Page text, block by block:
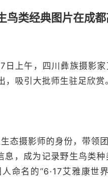
鸟类经典图片在成
日上午，四川彝族摄影
吸引大批师生驻足欣赏
摄影师的身份，带领
，成为记录野生鸟类
命名的“6·17艾雅康世